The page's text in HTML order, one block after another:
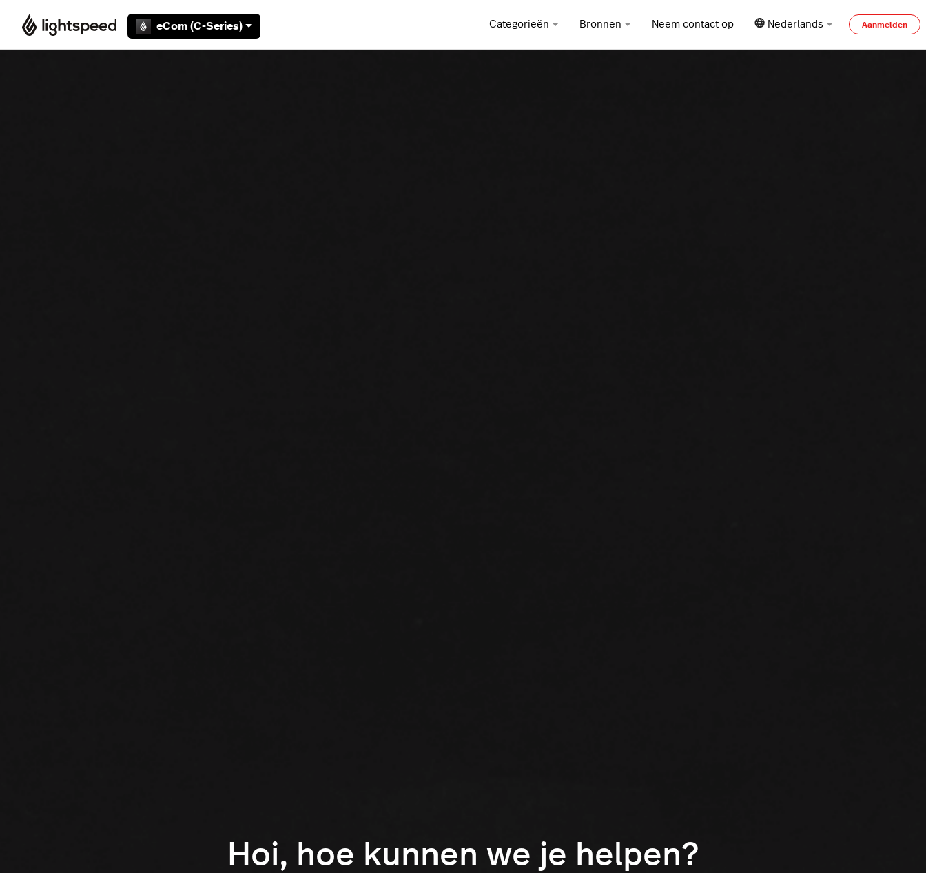
eCom (C-Series)
Categorieën Bronnen Neem contact op Nederlands Aanmelden
Hoi, hoe kunnen we je helpen?